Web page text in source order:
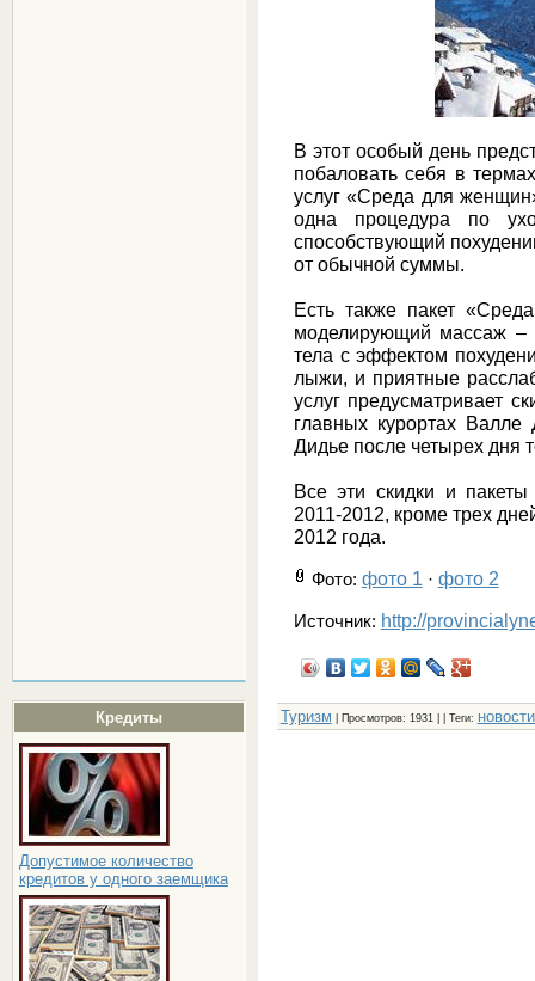
Кредиты
Допустимое количество
кредитов у одного заемщика
В этот особый день
побаловать себя в
услуг «Среда для
одна процедура по
способствующий
от обычной суммы.
Есть также пакет
моделирующий массаж –
тела с эффектом
лыжи, и приятные
услуг предусматривает
главных курортах
Дидье после четырех дня
Все эти скидки и
2011-2012, кроме трех
2012 года.
Фото: фото 1 · фото 2
Источник: http://
Туризм Просмотров: 1931 | | Теги: